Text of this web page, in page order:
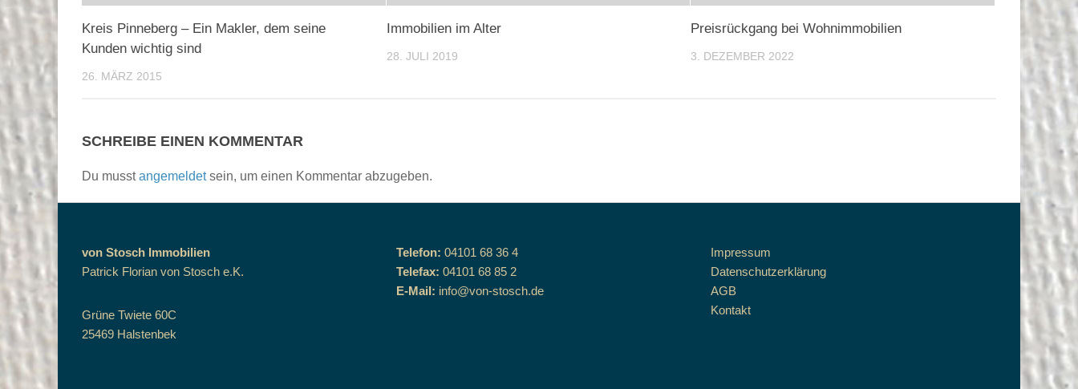
Kreis Pinneberg – Ein Makler, dem seine
Kunden wichtig sind
26. MÄRZ 2015
Immobilien im Alter
28. JULI 2019
Preisrückgang bei Wohnimmobilien
3. DEZEMBER 2022
SCHREIBE EINEN KOMMENTAR
Du musstangemeldetsein, um einen Kommentar abzugeben.
von Stosch Immobilien
Patrick Florian von Stosch e.K.
Grüne Twiete 60C
25469 Halstenbek
Telefon: 04101 68 36 4
Telefax: 04101 68 85 2
E-Mail: info@von-stosch.de
Impressum
Datenschutzerklärung
AGB
Kontakt